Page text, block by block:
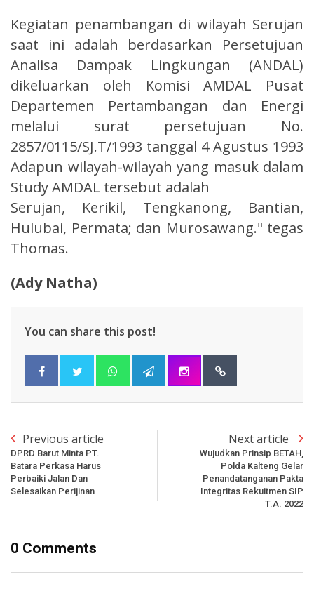
Kegiatan penambangan di wilayah Serujan
saat ini adalah berdasarkan Persetujuan
Analisa Dampak Lingkungan (ANDAL)
dikeluarkan oleh Komisi AMDAL Pusat
Departemen Pertambangan dan Energi
melalui surat persetujuan No.
2857/0115/SJ.T/1993 tanggal 4 Agustus 1993
Adapun wilayah-wilayah yang masuk dalam
Study AMDAL tersebut adalah
Serujan, Kerikil, Tengkanong, Bantian,
Hulubai, Permata; dan Murosawang." tegas
Thomas.
(Ady Natha)
You can share this post!
Previous article
DPRD Barut Minta PT.
Batara Perkasa Harus
Perbaiki Jalan Dan
Selesaikan Perijinan
Next article
Wujudkan Prinsip BETAH,
Polda Kalteng Gelar
Penandatanganan Pakta
Integritas Rekuitmen SIP
T.A. 2022
0 Comments